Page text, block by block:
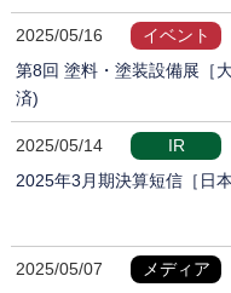
2025/05/16
イベント
第8回 塗料・塗装設備展［
済)
2025/05/14
IR
2025年3月期決算短信［日
2025/05/07
メディア